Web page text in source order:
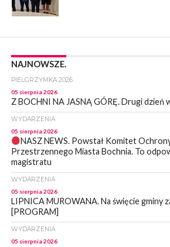
NAJNOWSZE.
PIELGRZYMKA 2026
05 sierpnia 2026
Z BOCHNI NA JASNĄ GÓRĘ. Drugi dzień
WYDARZENIA
05 sierpnia 2026
NASZ NEWS. Powstał Komitet
Przestrzennego Miasta Bochnia. To
magistratu
WYDARZENIA
05 sierpnia 2026
LIPNICA MUROWANA. Na święcie gminy
[PROGRAM]
WYDARZENIA
05 sierpnia 2026